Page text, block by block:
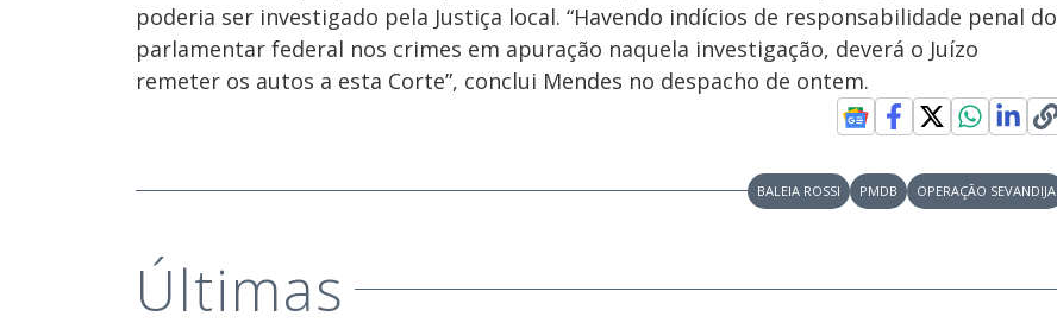
poderia ser investigado pela Justiça local. “Havendo indícios de responsabilidade penal do
parlamentar federal nos crimes em apuração naquela investigação, deverá o Juízo
remeter os autos a esta Corte”, conclui Mendes no despacho de ontem.
BALEIA ROSSI PMDB OPERAÇÃO SEVANDIJA
Últimas